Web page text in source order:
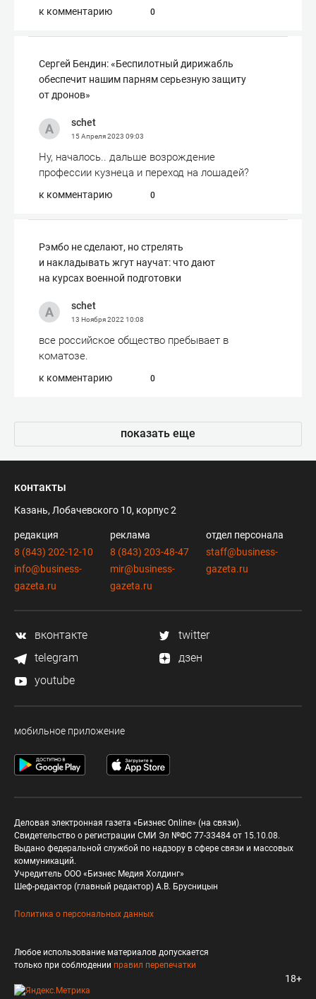
к комментарию 0
Сергей Бендин: «Беспилотный дирижабль
обеспечит нашим парням серьезную защиту
от дронов»
schet
15 Апреля 2023 09:03
Ну, началось.. дальше возрождение
профессии кузнеца и переход на лошадей?
к комментарию 0
Рэмбо не сделают, но стрелять
и накладывать жгут научат: что дают
на курсах военной подготовки
schet
13 Ноября 2022 10:08
все российское общество пребывает в
коматозе.
к комментарию 0
показать еще
контакты
Казань, Лобачевского 10, корпус 2
редакция
8 (843) 202-12-10
info@business-
gazeta.ru
реклама
8 (843) 203-48-47
mir@business-
gazeta.ru
отдел персонала
staff@business-
gazeta.ru
вконтакте
twitter
telegram
дзен
youtube
мобильное приложение
Деловая электронная газета «Бизнес Online» (на связи).
Свидетельство о регистрации СМИ Эл №ФС 77-33484 от 15.10.08.
Выдано федеральной службой по надзору в сфере связи и массовых
коммуникаций.
Учредитель ООО «Бизнес Медия Холдинг»
Шеф-редактор (главный редактор) А.В. Брусницын
Политика о персональных данных
Любое использование материалов допускается
только при соблюдении правил перепечатки
18+